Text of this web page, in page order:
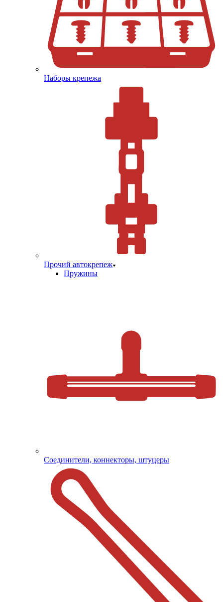
Наборы крепежа
Прочий автокрепеж
Пружины
Соединители, коннекторы, штуцеры